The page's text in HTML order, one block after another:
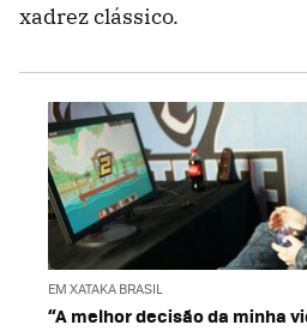
xadrez clássico.
EM XATAKA BRASIL
“A melhor decisão da minha